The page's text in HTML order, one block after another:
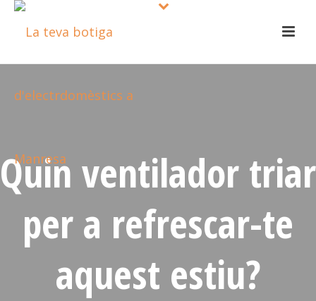
Quin ventilador triar
per a refrescar-te
aquest estiu?